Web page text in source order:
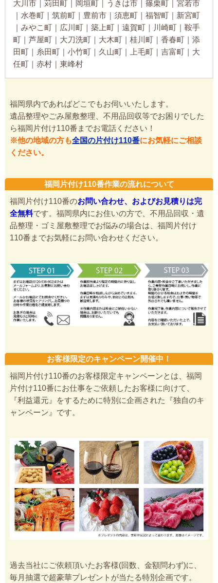
大川市｜苅田町｜岡垣町｜うきは市｜篠栗町｜宮若市
｜水巻町｜筑前町｜豊前市｜須恵町｜福智町｜新宮町
｜みやこ町｜広川町｜築上町｜遠賀町｜川崎町｜鞍手
町｜芦屋町｜大刀洗町｜大木町｜桂川町｜香春町｜添
田町｜糸田町｜小竹町｜久山町｜上毛町｜吉富町｜大
任町｜赤村｜東峰村
福岡県内であればどこでもお伺いいたします。
遺品整理やごみ屋敷整理、不用品回収等でお困りでした
ら福岡片付け110番までお電話ください！
※他の地域の方も全国の片付け110番にお気軽にご相談
ください。
福岡片付け110番作業の流れについて
福岡片付け110番のお問い合わせ、およびお見積りは完
全無料です。福岡県内にお住いの方で、不用品回収・遺
品整理・ゴミ屋敷整理でお悩みの場合は、福岡片付け
110番までお気軽にお問い合わせください。
お客様限定のキャンペーン開催中！
福岡片付け110番のお客様限定キャンペーンとは、福岡
片付け110番にお仕事をご依頼したお客様に向けて、
『利益還元』をするために特別に企画された『独自のキ
ャンペーン』です。
過去当社にご依頼頂いたお客様(回数、金額問わず)に、
毎月抽選で超豪華プレゼントが当たる特別企画です。